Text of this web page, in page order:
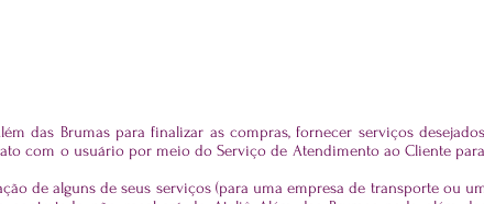
das Brumas para finalizar as compras, fornecer serviços
com o usuário por meio do Serviço de Atendimento ao Cliente
de alguns de seus serviços (para uma empresa de transporte ou